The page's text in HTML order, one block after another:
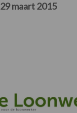
29 maart 2015